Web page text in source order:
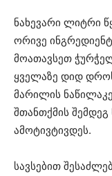
ნახევარი ლიტრი
ორივე
მოათავსეთ
ყველაზე დიდ
მარილის
შთანთქმის
ამოტივტივდეს.
სავსებით